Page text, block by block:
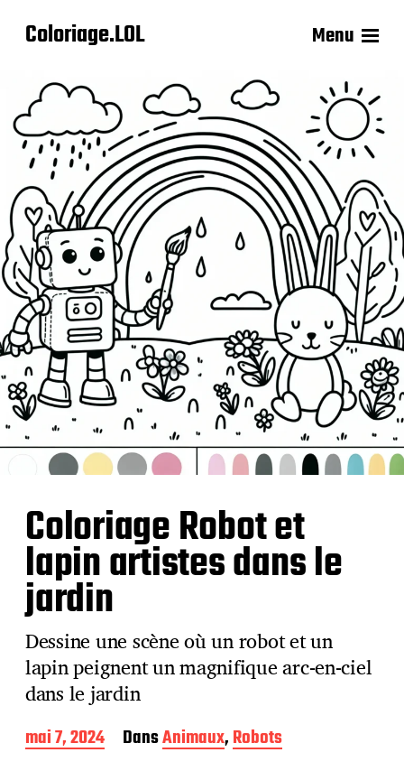
Coloriage.LOL Menu
Coloriage Robot et
lapin artistes dans le
jardin
Dessine une scène où un robot et un
lapin peignent un magnifique arc-en-ciel
dans le jardin
D
a
mai 7, 2024 DansAnimaux,Robots